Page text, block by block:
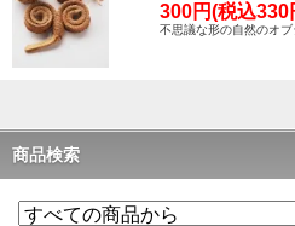
300円(税込330
不思議な形の自然のオブ
商品検索